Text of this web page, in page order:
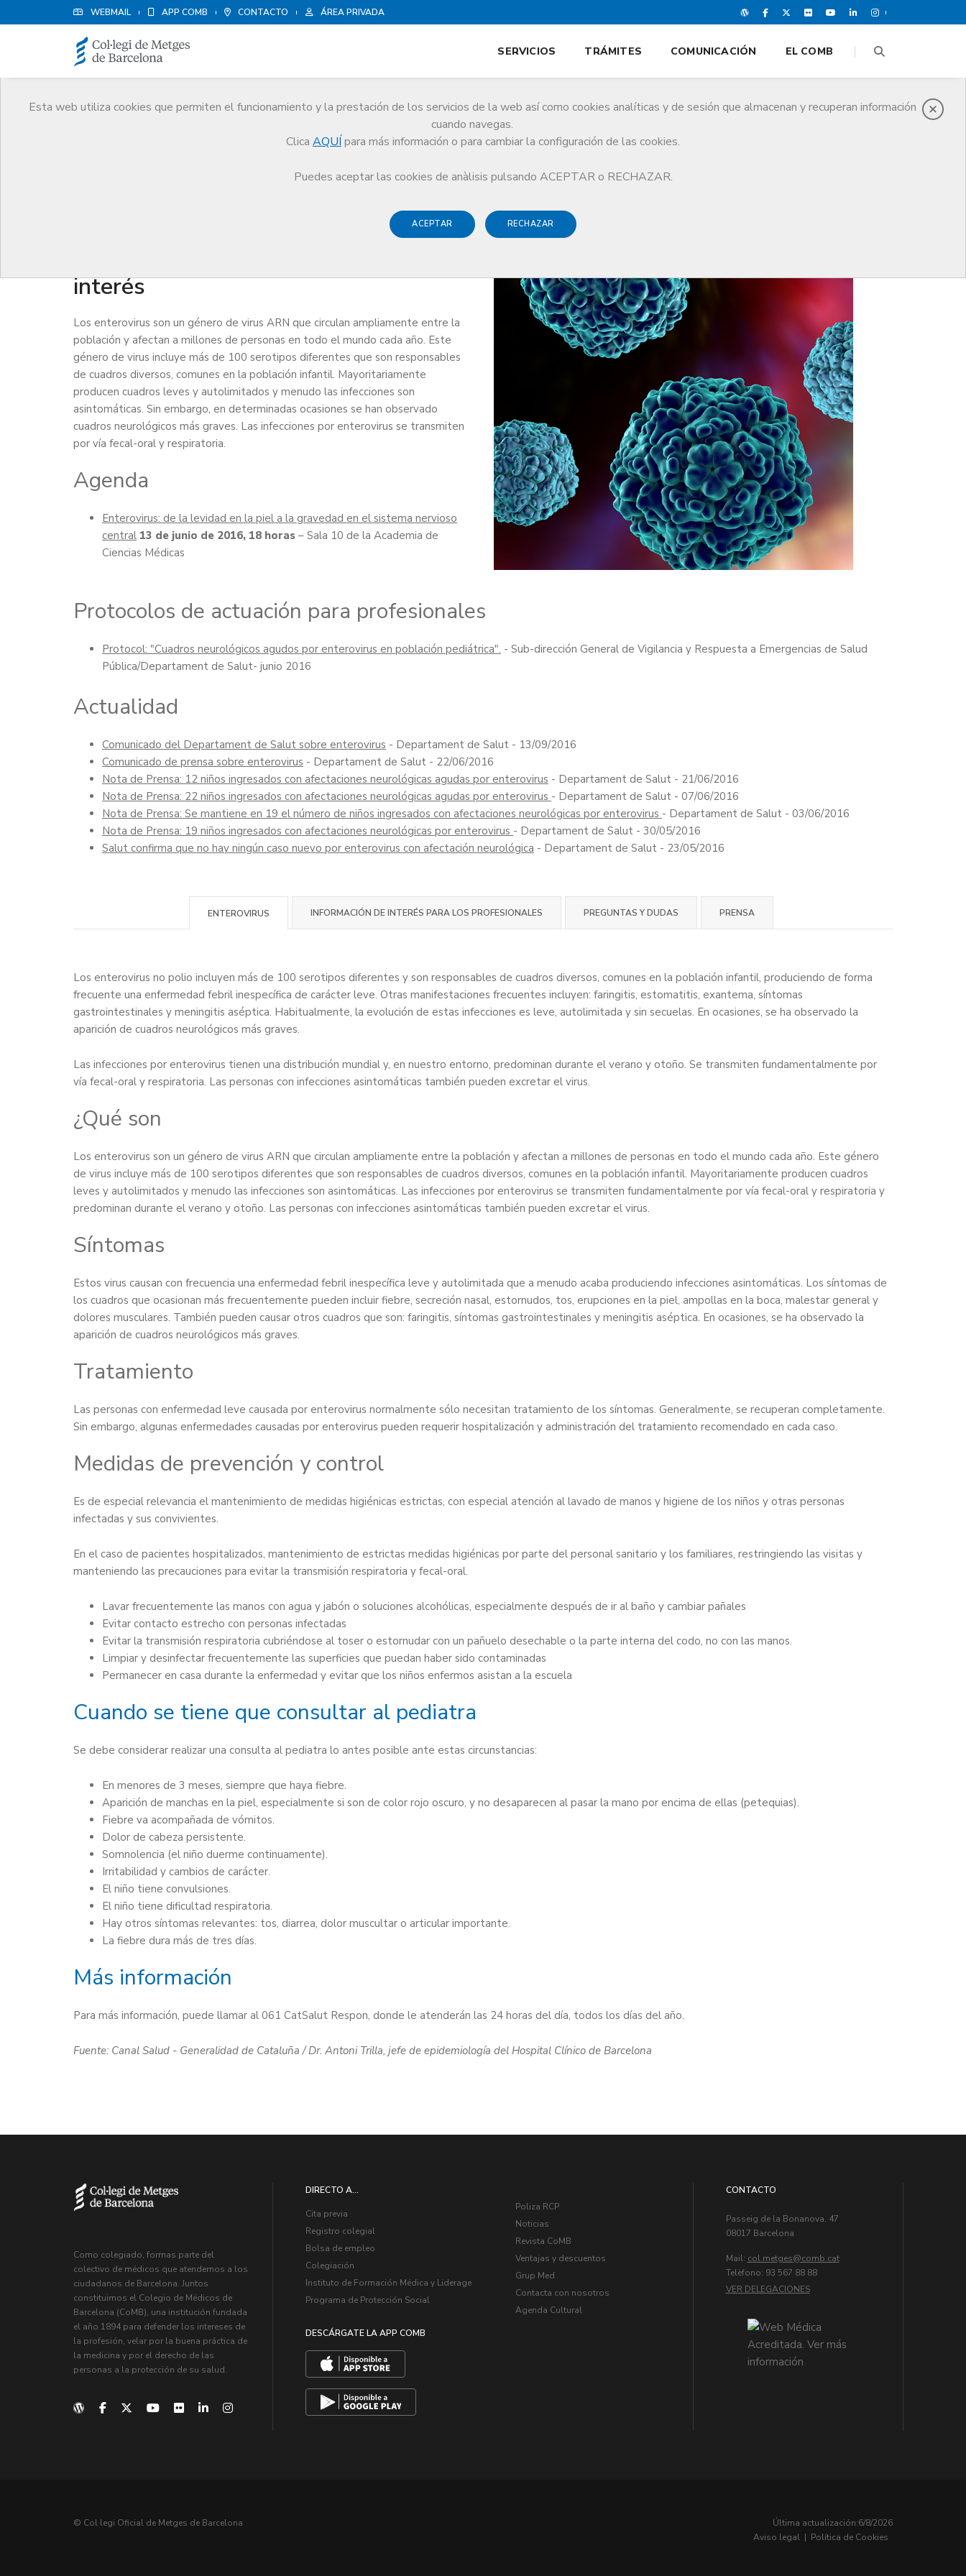
WEBMAIL APP COMB CONTACTO ÁREA PRIVADA
Esta web utiliza cookies que permiten el funcionamiento y la prestación de los servicios de la web así como cookies analíticas y de sesión que almacenan y recuperan información
cuando navegas.
Clica AQUÍ para más información o para cambiar la configuración de las cookies.
Puedes aceptar las cookies de anàlisis pulsando ACEPTAR o RECHAZAR.
ACEPTAR RECHAZAR
SERVICIOS TRÁMITES COMUNICACIÓN EL COMB
Salud Pública Enterovirus
interés
Los enterovirus son un género de virus ARN que circulan ampliamente entre la
población y afectan a millones de personas en todo el mundo cada año. Este
género de virus incluye más de 100 serotipos diferentes que son responsables
de cuadros diversos, comunes en la población infantil. Mayoritariamente
producen cuadros leves y autolimitados y menudo las infecciones son
asintomáticas. Sin embargo, en determinadas ocasiones se han observado
cuadros neurológicos más graves. Las infecciones por enterovirus se transmiten
por vía fecal-oral y respiratoria.
Agenda
Enterovirus: de la levidad en la piel a la gravedad en el sistema nervioso
central 13 de junio de 2016, 18 horas – Sala 10 de la Academia de
Ciencias Médicas
Protocolos de actuación para profesionales
Protocol: "Cuadros neurológicos agudos por enterovirus en población pediátrica". - Sub-dirección General de Vigilancia y Respuesta a Emergencias de Salud
Pública/Departament de Salut- junio 2016
Actualidad
Comunicado del Departament de Salut sobre enterovirus - Departament de Salut - 13/09/2016
Comunicado de prensa sobre enterovirus - Departament de Salut - 22/06/2016
Nota de Prensa: 12 niños ingresados con afectaciones neurológicas agudas por enterovirus - Departament de Salut - 21/06/2016
Nota de Prensa: 22 niños ingresados con afectaciones neurológicas agudas por enterovirus - Departament de Salut - 07/06/2016
Nota de Prensa: Se mantiene en 19 el número de niños ingresados con afectaciones neurológicas por enterovirus - Departament de Salut - 03/06/2016
Nota de Prensa: 19 niños ingresados con afectaciones neurológicas por enterovirus - Departament de Salut - 30/05/2016
Salut confirma que no hay ningún caso nuevo por enterovirus con afectación neurológica - Departament de Salut - 23/05/2016
ENTEROVIRUS INFORMACIÓN DE INTERÉS PARA LOS PROFESIONALES PREGUNTAS Y DUDAS PRENSA
Los enterovirus no polio incluyen más de 100 serotipos diferentes y son responsables de cuadros diversos, comunes en la población infantil, produciendo de forma
frecuente una enfermedad febril inespecífica de carácter leve. Otras manifestaciones frecuentes incluyen: faringitis, estomatitis, exantema, síntomas
gastrointestinales y meningitis aséptica. Habitualmente, la evolución de estas infecciones es leve, autolimitada y sin secuelas. En ocasiones, se ha observado la
aparición de cuadros neurológicos más graves.
Las infecciones por enterovirus tienen una distribución mundial y, en nuestro entorno, predominan durante el verano y otoño. Se transmiten fundamentalmente por
vía fecal-oral y respiratoria. Las personas con infecciones asintomáticas también pueden excretar el virus.
¿Qué son
Los enterovirus son un género de virus ARN que circulan ampliamente entre la población y afectan a millones de personas en todo el mundo cada año. Este género
de virus incluye más de 100 serotipos diferentes que son responsables de cuadros diversos, comunes en la población infantil. Mayoritariamente producen cuadros
leves y autolimitados y menudo las infecciones son asintomáticas. Las infecciones por enterovirus se transmiten fundamentalmente por vía fecal-oral y respiratoria y
predominan durante el verano y otoño. Las personas con infecciones asintomáticas también pueden excretar el virus.
Síntomas
Estos virus causan con frecuencia una enfermedad febril inespecífica leve y autolimitada que a menudo acaba produciendo infecciones asintomáticas. Los síntomas de
los cuadros que ocasionan más frecuentemente pueden incluir fiebre, secreción nasal, estornudos, tos, erupciones en la piel, ampollas en la boca, malestar general y
dolores musculares. También pueden causar otros cuadros que son: faringitis, síntomas gastrointestinales y meningitis aséptica. En ocasiones, se ha observado la
aparición de cuadros neurológicos más graves.
Tratamiento
Las personas con enfermedad leve causada por enterovirus normalmente sólo necesitan tratamiento de los síntomas. Generalmente, se recuperan completamente.
Sin embargo, algunas enfermedades causadas por enterovirus pueden requerir hospitalización y administración del tratamiento recomendado en cada caso.
Medidas de prevención y control
Es de especial relevancia el mantenimiento de medidas higiénicas estrictas, con especial atención al lavado de manos y higiene de los niños y otras personas
infectadas y sus convivientes.
En el caso de pacientes hospitalizados, mantenimiento de estrictas medidas higiénicas por parte del personal sanitario y los familiares, restringiendo las visitas y
manteniendo las precauciones para evitar la transmisión respiratoria y fecal-oral.
Lavar frecuentemente las manos con agua y jabón o soluciones alcohólicas, especialmente después de ir al baño y cambiar pañales
Evitar contacto estrecho con personas infectadas
Evitar la transmisión respiratoria cubriéndose al toser o estornudar con un pañuelo desechable o la parte interna del codo, no con las manos.
Limpiar y desinfectar frecuentemente las superficies que puedan haber sido contaminadas
Permanecer en casa durante la enfermedad y evitar que los niños enfermos asistan a la escuela
Cuando se tiene que consultar al pediatra
Se debe considerar realizar una consulta al pediatra lo antes posible ante estas circunstancias:
En menores de 3 meses, siempre que haya fiebre.
Aparición de manchas en la piel, especialmente si son de color rojo oscuro, y no desaparecen al pasar la mano por encima de ellas (petequias).
Fiebre va acompañada de vómitos.
Dolor de cabeza persistente.
Somnolencia (el niño duerme continuamente).
Irritabilidad y cambios de carácter.
El niño tiene convulsiones.
El niño tiene dificultad respiratoria.
Hay otros síntomas relevantes: tos, diarrea, dolor muscultar o articular importante.
La fiebre dura más de tres días.
Más información
Para más información, puede llamar al 061 CatSalut Respon, donde le atenderán las 24 horas del día, todos los días del año.
Fuente: Canal Salud - Generalidad de Cataluña / Dr. Antoni Trilla, jefe de epidemiología del Hospital Clínico de Barcelona
Como colegiado, formas parte del
colectivo de médicos que atendemos a los
ciudadanos de Barcelona. Juntos
constituimos el Colegio de Médicos de
Barcelona (CoMB), una institución fundada
el año 1894 para defender los intereses de
la profesión, velar por la buena práctica de
la medicina y por el derecho de las
personas a la protección de su salud.
DIRECTO A...
Cita previa
Registro colegial
Bolsa de empleo
Colegiación
Instituto de Formación Médica y Liderage
Programa de Protección Social
DESCÁRGATE LA APP COMB
Poliza RCP
Noticias
Revista CoMB
Ventajas y descuentos
Grup Med
Contacta con nosotros
Agenda Cultural
CONTACTO
Passeig de la Bonanova, 47
08017 Barcelona
Mail: col.metges
Telèfono: 93 567 88 88
VER DELEGACIONES
© Col·legi Oficial de Metges de Barcelona Última actualización:6/8/2026
Aviso legal | Política de Cookies